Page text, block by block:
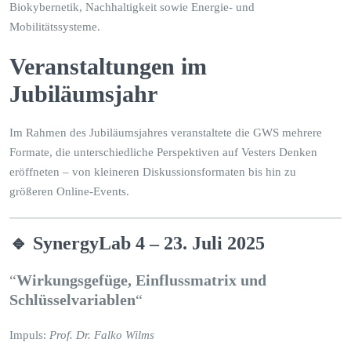
Biokybernetik, Nachhaltigkeit sowie Energie- und
Mobilitätssysteme.
Veranstaltungen im
Jubiläumsjahr
Im Rahmen des Jubiläumsjahres veranstaltete die GWS mehrere
Formate, die unterschiedliche Perspektiven auf Vesters Denken
eröffneten – von kleineren Diskussionsformaten bis hin zu
größeren Online-Events.
🔹 SynergyLab 4 – 23. Juli 2025
“Wirkungsgefüge, Einflussmatrix und
Schlüsselvariablen“
Impuls: Prof. Dr. Falko Wilms